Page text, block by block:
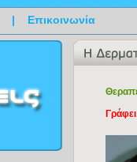
| Επικοινωνία